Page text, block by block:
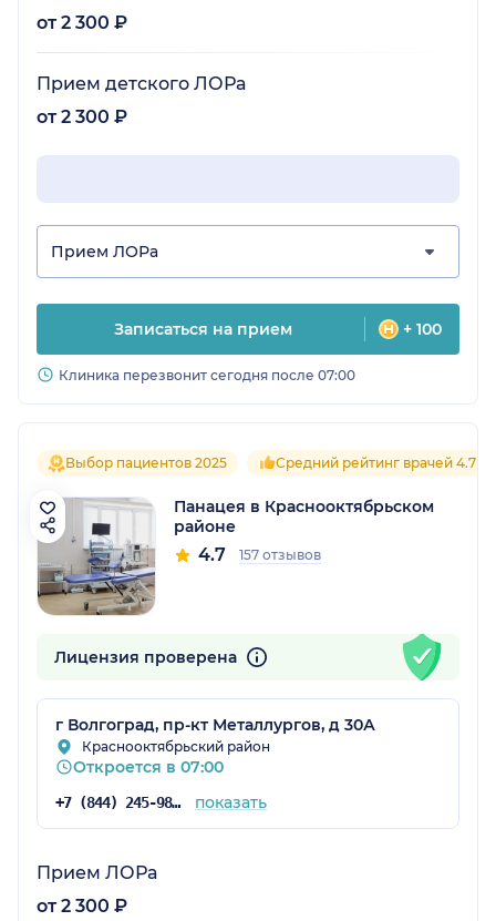
от 2 300 ₽
Прием детского ЛОРа
от 2 300 ₽
Прием ЛОРа
Записаться на прием + 100
Клиника перезвонит сегодня после 07:00
Выбор пациентов 2025 Средний рейтинг врачей 4.7
Панацея в Краснооктябрьском
районе
4.7 157 отзывов
Лицензия проверена
г Волгоград, пр-кт Металлургов, д 30А
Краснооктябрьский район
Откроется в 07:00
+7 (844) 245-98-04 показать
Прием ЛОРа
от 2 300 ₽